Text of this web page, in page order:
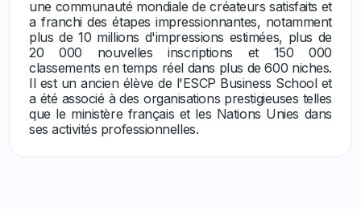
une communauté mondiale de créateurs satisfaits et
a franchi des étapes impressionnantes, notamment
plus de 10 millions d'impressions estimées, plus de
20 000 nouvelles inscriptions et 150 000
classements en temps réel dans plus de 600 niches.
Il est un ancien élève de l'ESCP Business School et
a été associé à des organisations prestigieuses telles
que le ministère français et les Nations Unies dans
ses activités professionnelles.